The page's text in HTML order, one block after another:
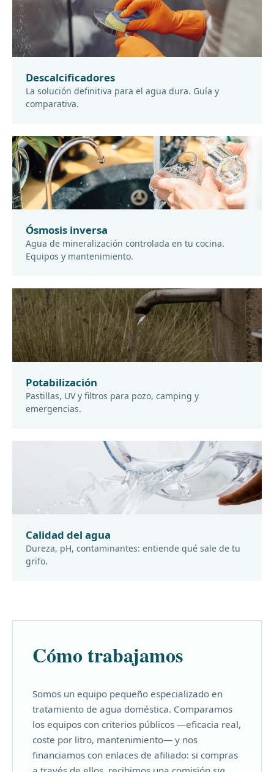
Descalcificadores
La solución definitiva para el agua dura. Guía y
comparativa.
Ósmosis inversa
Agua de mineralización controlada en tu cocina.
Equipos y mantenimiento.
Potabilización
Pastillas, UV y filtros para pozo, camping y
emergencias.
Calidad del agua
Dureza, pH, contaminantes: entiende qué sale de tu
grifo.
Cómo trabajamos
Somos un equipo pequeño especializado en
tratamiento de agua doméstica. Comparamos
los equipos con criterios públicos —eficacia real,
coste por litro, mantenimiento— y nos
financiamos con enlaces de afiliado: si compras